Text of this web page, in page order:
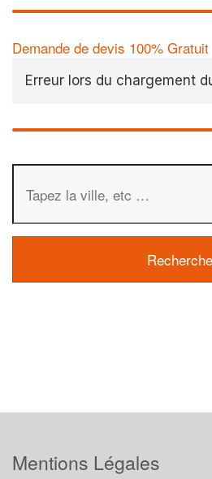
Demande de devis 100% Gratuit
Erreur lors du chargement
Mentions Légales